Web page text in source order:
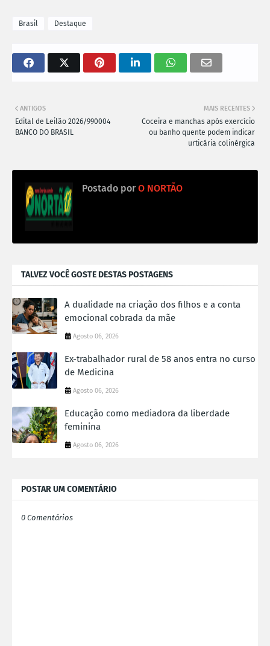
Brasil Destaque
MAIS RECENTES
Coceira e manchas após exercício
ou banho quente podem indicar
urticária colinérgica
ANTIGOS
Edital de Leilão 2026/990004
BANCO DO BRASIL
Postado por O NORTÃO
TALVEZ VOCÊ GOSTE DESTAS POSTAGENS
A dualidade na criação dos filhos e a conta
emocional cobrada da mãe
Agosto 06, 2026
Ex-trabalhador rural de 58 anos entra no curso
de Medicina
Agosto 06, 2026
Educação como mediadora da liberdade
feminina
Agosto 06, 2026
POSTAR UM COMENTÁRIO
0 Comentários